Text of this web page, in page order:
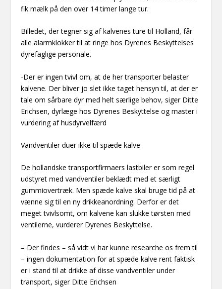
fik mælk på den over 14 timer lange tur.
Billedet, der tegner sig af kalvenes ture til Holland, får
alle alarmklokker til at ringe hos Dyrenes Beskyttelses
dyrefaglige personale.
-Der er ingen tvivl om, at de her transporter belaster
kalvene. Der bliver jo slet ikke taget hensyn til, at der er
tale om sårbare dyr med helt særlige behov, siger Ditte
Erichsen, dyrlæge hos Dyrenes Beskyttelse og master i
vurdering af husdyrvelfærd
Vandventiler duer ikke til spæde kalve
De hollandske transportfirmaers lastbiler er som regel
udstyret med vandventiler beklædt med et særligt
gummiovertræk. Men spæde kalve skal bruge tid på at
vænne sig til en ny drikkeanordning. Derfor er det
meget tvivlsomt, om kalvene kan slukke tørsten med
ventilerne, vurderer Dyrenes Beskyttelse.
– Der findes – så vidt vi har kunne researche os frem til
– ingen dokumentation for at spæde kalve rent faktisk
er i stand til at drikke af disse vandventiler under
transport, siger Ditte Erichsen